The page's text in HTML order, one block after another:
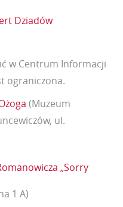
Dziadów
w Centrum Informacji
ograniczona.
(Muzeum
ul.
„Sorry
1 A)